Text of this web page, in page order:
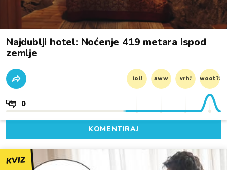
Najdublji hotel: Noćenje 419 metara ispod
zemlje
lol! aww vrh! woot?!
0
KOMENTIRAJ
KVIZ